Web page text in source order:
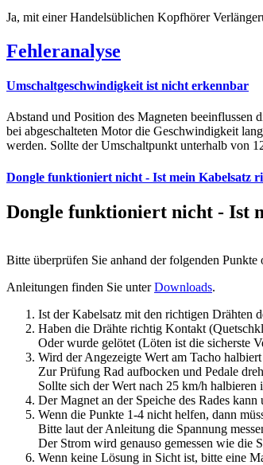
Ja, mit einer Handelsüblichen Kopfhörer
Fehleranalyse
Umschaltgeschwindigkeit ist nicht erkennbar
Abstand und Position des Magneten beeinflussen
bei abgeschalteten Motor die Geschwindigkeit
werden. Sollte der Umschaltpunkt unterhalb von
Dongle funktioniert nicht - Ist mein Kabelsatz
Dongle funktioniert nicht - Ist
Bitte überprüfen Sie anhand der folgenden
Anleitungen finden Sie unterDownloads.
Ist der Kabelsatz mit den richtigen Drähten
Haben die Drähte richtig Kontakt
Oder wurde gelötet (Löten ist die sicherste
Wird der Angezeigte Wert am Tacho
Zur Prüfung Rad aufbocken und Pedale
Sollte sich der Wert nach 25 km/h
Der Magnet an der Speiche des Rades
Wenn die Punkte 1-4 nicht helfen, dann
Bitte laut der Anleitung die Spannung
Der Strom wird genauso gemessen wie die
Wenn keine Lösung in Sicht ist, bitte eine